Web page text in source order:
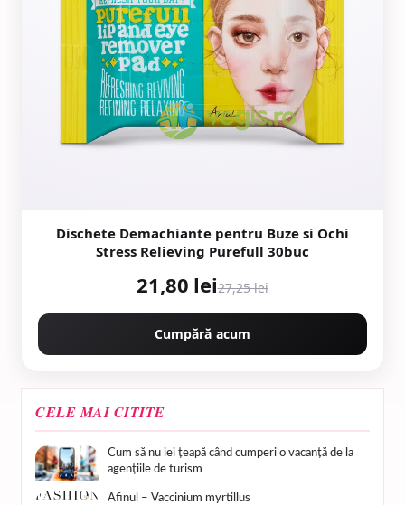
Dischete Demachiante pentru Buze si Ochi
Stress Relieving Purefull 30buc
21,80 lei27,25 lei
Cumpără acum
CELE MAI CITITE
Cum să nu iei țeapă când cumperi o vacanță de la
agențiile de turism
Afinul – Vaccinium myrtillus